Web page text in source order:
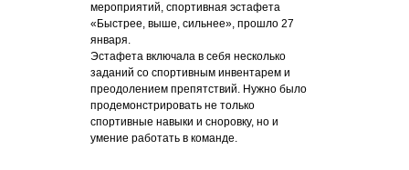
мероприятий, спортивная эстафета
«Быстрее, выше, сильнее», прошло 27
января.
Эстафета включала в себя несколько
заданий со спортивным инвентарем и
преодолением препятствий. Нужно было
продемонстрировать не только
спортивные навыки и сноровку, но и
умение работать в команде.